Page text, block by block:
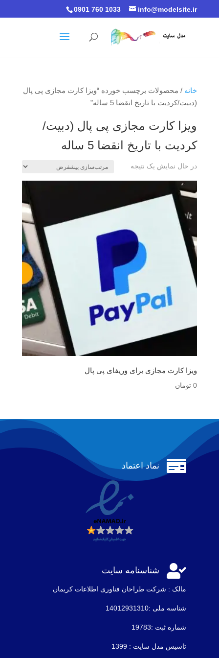
0901 760 1033 info@modelsite.ir
خانه / محصولات برچسب خورده “ویزا کارت مجازی پی پال
(دبیت/کردیت با تاریخ انقضا 5 ساله”
ویزا کارت مجازی پی پال (دبیت/
کردیت با تاریخ انقضا 5 ساله
در حال نمایش یک نتیجه
ویزا کارت مجازی برای وریفای پی پال
0 تومان
 نماد اعتماد
 شناسنامه سایت
مالک : شرکت طراحان فناوری اطلاعات كريمان
شناسه ملی :14012931310
شماره ثبت :19783
تاسیس مدل سایت : 1399